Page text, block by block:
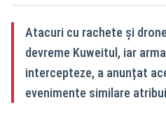
Atacuri cu rachete și
devreme Kuweitul, iar
intercepteze, a anunțat
evenimente similare